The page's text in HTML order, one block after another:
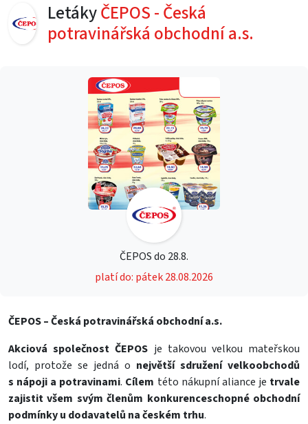
LetákyČEPOS - Česká
potravinářská obchodní a.s.
ČEPOS do 28.8.
platí do: pátek 28.08.2026
ČEPOS – Česká potravinářská obchodní a.s.
Akciová společnost ČEPOS je takovou velkou mateřskou
lodí, protože se jedná o největší sdružení velkoobchodů
s nápoji a potravinami. Cílem této nákupní aliance je trvale
zajistit všem svým členům konkurenceschopné obchodní
podmínky u dodavatelů na českém trhu.